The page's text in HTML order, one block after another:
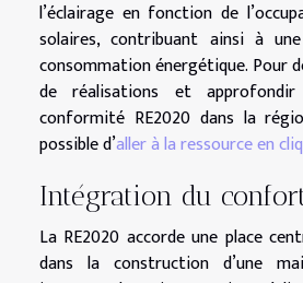
l’éclairage en fonction de
solaires, contribuant ainsi à
consommation énergétique. Pour
de réalisations et
conformité RE2020 dans la
possible d’aller à la ressource en
Intégration du
La RE2020 accorde une place
dans la construction d’une